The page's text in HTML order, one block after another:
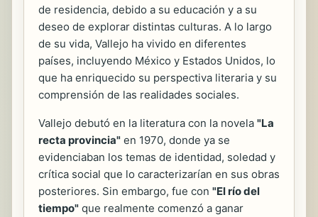
de residencia, debido a su educación y a su
deseo de explorar distintas culturas. A lo largo
de su vida, Vallejo ha vivido en diferentes
países, incluyendo México y Estados Unidos, lo
que ha enriquecido su perspectiva literaria y su
comprensión de las realidades sociales.
Vallejo debutó en la literatura con la novela "La
recta provincia" en 1970, donde ya se
evidenciaban los temas de identidad, soledad y
crítica social que lo caracterizarían en sus obras
posteriores. Sin embargo, fue con "El río del
tiempo" que realmente comenzó a ganar